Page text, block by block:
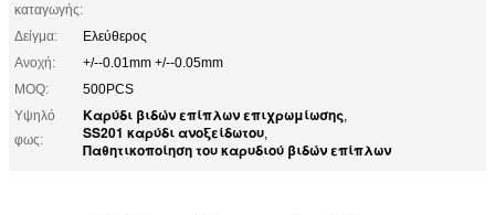
καταγωγής:
Δείγμα:
Ελεύθερος
Ανοχή:
+/--0.01mm +/--0.05mm
MOQ:
500PCS
Υψηλό
φως:
Καρύδι βιδών επίπλων επιχρωμίωσης,
SS201 καρύδι ανοξείδωτου,
Παθητικοποίηση του καρυδιού βιδών επίπλων